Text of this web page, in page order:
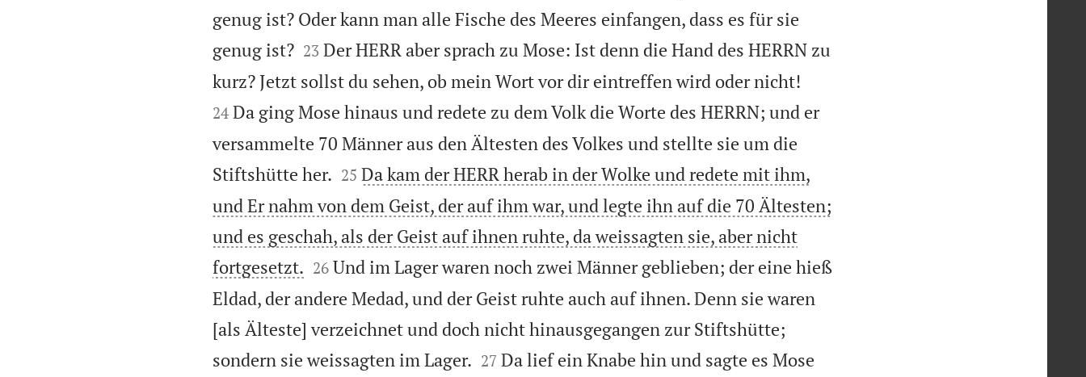
genug ist? Oder kann man alle Fische des Meeres einfangen, dass es für sie
genug ist?
23 Der HERR aber sprach zu Mose: Ist denn die Hand des HERRN zu
kurz? Jetzt sollst du sehen, ob mein Wort vor dir eintreffen wird oder nicht!
24 Da ging Mose hinaus und redete zu dem Volk die Worte des HERRN; und er
versammelte 70 Männer aus den Ältesten des Volkes und stellte sie um die
Stiftshütte her.
25 Da kam der HERR herab in der Wolke und redete mit ihm,
und Er nahm von dem Geist, der auf ihm war, und legte ihn auf die 70 Ältesten;
und es geschah, als der Geist auf ihnen ruhte, da weissagten sie, aber nicht
fortgesetzt.
26 Und im Lager waren noch zwei Männer geblieben; der eine hieß
Eldad, der andere Medad, und der Geist ruhte auch auf ihnen. Denn sie waren
[als Älteste] verzeichnet und doch nicht hinausgegangen zur Stiftshütte;
sondern sie weissagten im Lager.
27 Da lief ein Knabe hin und sagte es Mose